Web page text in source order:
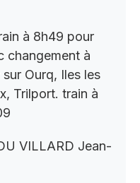
à 8h49 pour
changement à
Ourq, Iles les
Trilport. train à
VILLARD Jean-